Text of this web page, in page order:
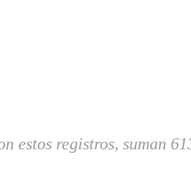
estos registros, suman